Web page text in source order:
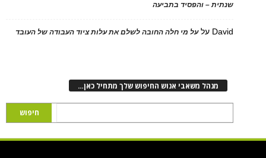
שנתית – והפסיד בתביעה
David עלעל מי חלה החובה לשלם את עלות ציוד העבודה של העובד
מנהל משאבי אנוש החיפוש שלך מתחיל כאן…